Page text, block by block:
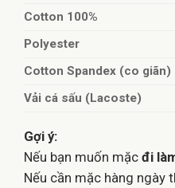
Cotton 100%
Polyester
Cotton Spandex (co giãn)
Vải cá sấu (Lacoste)
Gợi ý:
Nếu bạn muốn mặc đi
Nếu cần mặc hàng ngày